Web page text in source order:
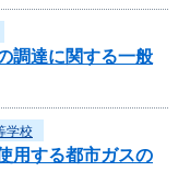
調達に関する一般
学校
用する都市ガスの